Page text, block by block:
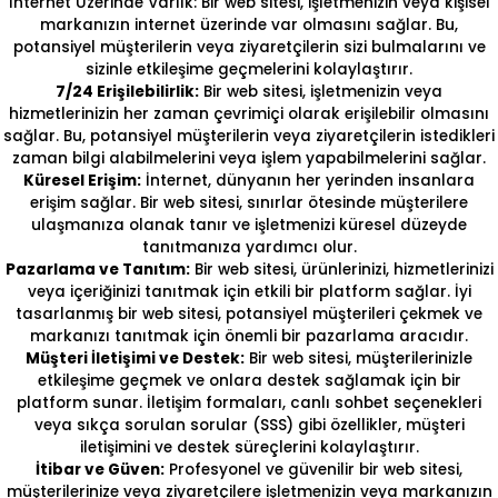
markanızın internet üzerinde var olmasını sağlar. Bu,
potansiyel müşterilerin veya ziyaretçilerin sizi bulmalarını ve
sizinle etkileşime geçmelerini kolaylaştırır.
7/24 Erişilebilirlik: Bir web sitesi, işletmenizin veya
hizmetlerinizin her zaman çevrimiçi olarak erişilebilir olmasını
sağlar. Bu, potansiyel müşterilerin veya ziyaretçilerin istedikleri
zaman bilgi alabilmelerini veya işlem yapabilmelerini sağlar.
Küresel Erişim: İnternet, dünyanın her yerinden insanlara
erişim sağlar. Bir web sitesi, sınırlar ötesinde müşterilere
ulaşmanıza olanak tanır ve işletmenizi küresel düzeyde
tanıtmanıza yardımcı olur.
Pazarlama ve Tanıtım:Bir web sitesi, ürünlerinizi, hizmetlerinizi
veya içeriğinizi tanıtmak için etkili bir platform sağlar. İyi
tasarlanmış bir web sitesi, potansiyel müşterileri çekmek ve
markanızı tanıtmak için önemli bir pazarlama aracıdır.
Müşteri İletişimi ve Destek: Bir web sitesi, müşterilerinizle
etkileşime geçmek ve onlara destek sağlamak için bir
platform sunar. İletişim formaları, canlı sohbet seçenekleri
veya sıkça sorulan sorular (SSS) gibi özellikler, müşteri
iletişimini ve destek süreçlerini kolaylaştırır.
İtibar ve Güven: Profesyonel ve güvenilir bir web sitesi,
müşterilerinize veya ziyaretçilere işletmenizin veya markanızın